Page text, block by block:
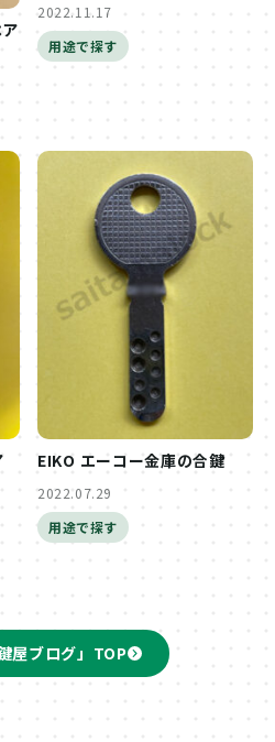
2022.11.17
用途で探す
EIKO エーコー金庫の合鍵
2022.07.29
用途で探す
屋ブログ」TOP